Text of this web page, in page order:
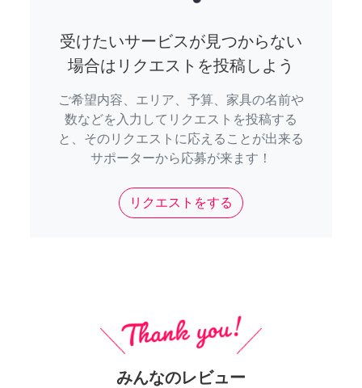
受けたいサービスが見つからない
場合はリクエストを投稿しよう
ご希望内容、エリア、予算、家具の名前や
数などを入力してリクエストを投稿する
と、そのリクエストに応えることが出来る
サポーターから応募が来ます！
リクエストをする
みんなのレビュー